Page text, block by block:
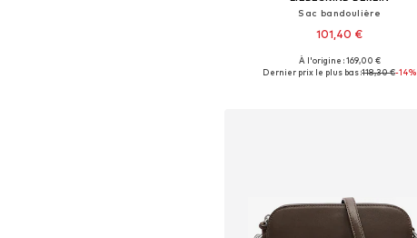
Sac bandoulière
101,40 €
Tailles disponibles: One Size
À l'origine : 169,00 €
Dernier prix le plus bas :118,30 €-14%